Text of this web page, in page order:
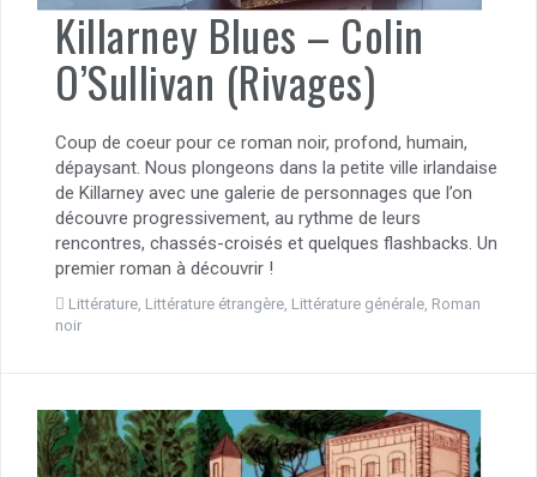
Killarney Blues – Colin
O’Sullivan (Rivages)
Coup de coeur pour ce roman noir, profond, humain,
dépaysant. Nous plongeons dans la petite ville irlandaise
de Killarney avec une galerie de personnages que l’on
découvre progressivement, au rythme de leurs
rencontres, chassés-croisés et quelques flashbacks. Un
premier roman à découvrir !
Littérature, Littérature étrangère, Littérature générale, Roman
noir